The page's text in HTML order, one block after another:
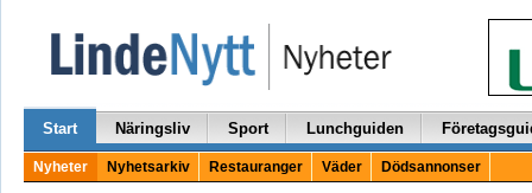
Start Näringsliv Sport Lunchguiden
Nyheter Nyhetsarkiv Restauranger Väder Dödsannonser